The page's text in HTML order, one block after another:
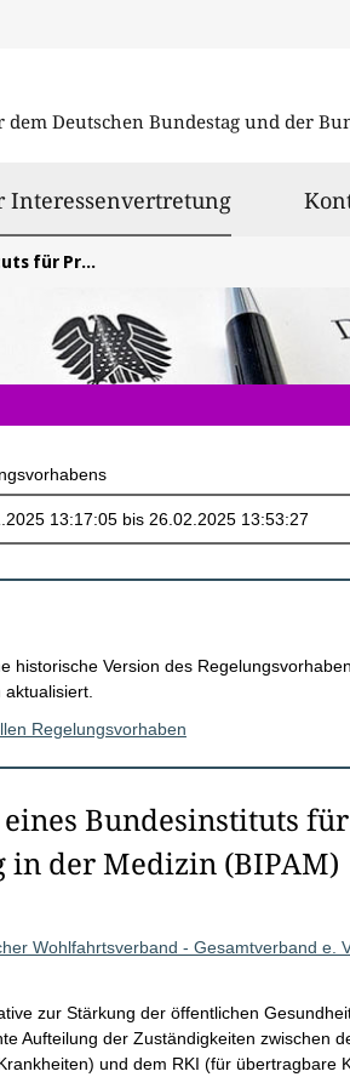
dem Deutschen Bundestag und der
Interessenvertretungausgewählt
Medizin (BIPAM)
historische Version des
Regelungsvorhaben
Bundesinstituts
der Medizin (BIPAM)
Wohlfahrtsverband - Gesamtverband e.
zur Stärkung der öffentlichen
Aufteilung der Zuständigkeiten zwischen
und dem RKI (für übertragbare